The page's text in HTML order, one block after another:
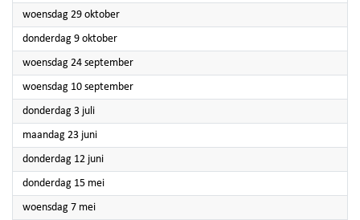
woensdag 29 oktober2025
donderdag 9 oktober2025
woensdag 24 september2025
woensdag 10 september2025
donderdag 3 juli2025
maandag 23 juni2025
donderdag 12 juni2025
donderdag 15 mei2025
woensdag 7 mei2025